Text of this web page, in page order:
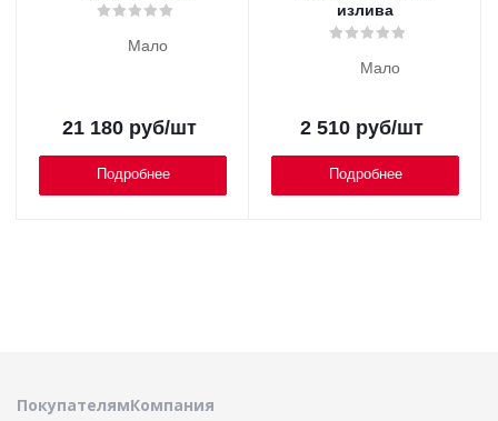
Мало
21 180руб/шт
Подробнее
излива
Мало
2 510руб/шт
Подробнее
ПокупателямКомпания